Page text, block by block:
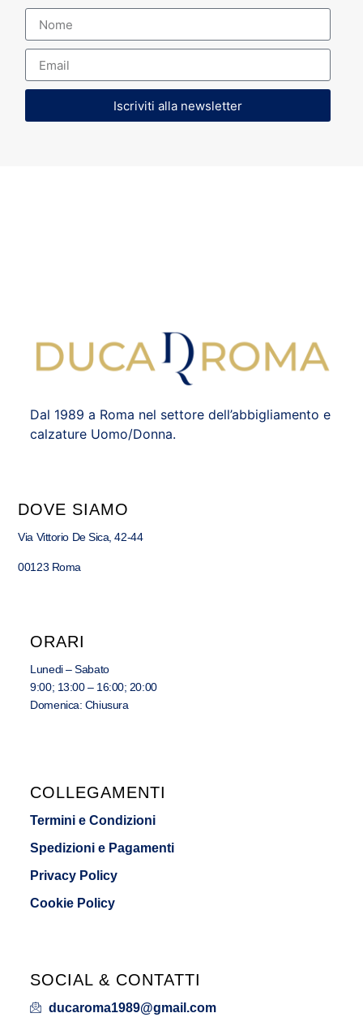
Iscriviti alla newsletter
Dal 1989 a Roma nel settore dell’abbigliamento e
calzature Uomo/Donna.
DOVE SIAMO
Via Vittorio De Sica, 42-44
00123 Roma
ORARI
Lunedi – Sabato
9:00; 13:00 – 16:00; 20:00
Domenica: Chiusura
COLLEGAMENTI
Termini e Condizioni
Spedizioni e Pagamenti
Privacy Policy
Cookie Policy
SOCIAL & CONTATTI
ducaroma1989@gmail.com